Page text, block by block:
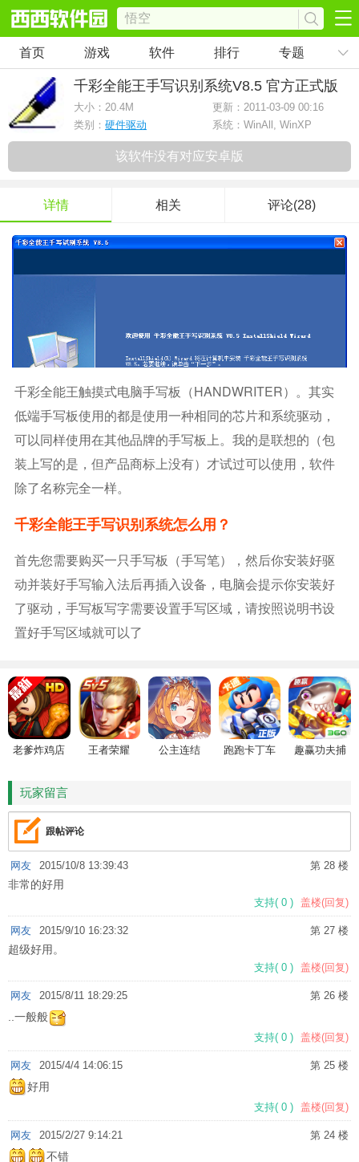
首页 游戏 软件 排行 专题
千彩全能王手写识别系统V8.5 官方正式版
大小： 20.4M
更新：2011-03-09 00:16
类别： 硬件驱动 系统：WinAll, WinXP
该软件没有对应安卓版
详情 相关 评论(28)
千彩全能王触摸式电脑手写板（HANDWRITER）。其实
低端手写板使用的都是使用一种相同的芯片和系统驱动，
可以同样使用在其他品牌的手写板上。我的是联想的（包
装上写的是，但产品商标上没有）才试过可以使用，软件
除了名称完全一样。
千彩全能王手写识别系统怎么用？
首先您需要购买一只手写板（手写笔），然后你安装好驱
动并装好手写输入法后再插入设备，电脑会提示你安装好
了驱动，手写板写字需要设置手写区域，请按照说明书设
置好手写区域就可以了
老爹炸鸡店
王者荣耀 公主连结 跑跑卡丁车
趣赢功夫捕
玩家留言
跟帖评论
第 28 楼
网友 2015/10/8 13:39:43
非常的好用
支持( 0 ) 盖楼(回复)
第 27 楼
网友 2015/9/10 16:23:32
超级好用。
支持( 0 ) 盖楼(回复)
第 26 楼
网友 2015/8/11 18:29:25
..一般般
支持( 0 ) 盖楼(回复)
第 25 楼
网友 2015/4/4 14:06:15
好用
支持( 0 ) 盖楼(回复)
第 24 楼
网友 2015/2/27 9:14:21
不错